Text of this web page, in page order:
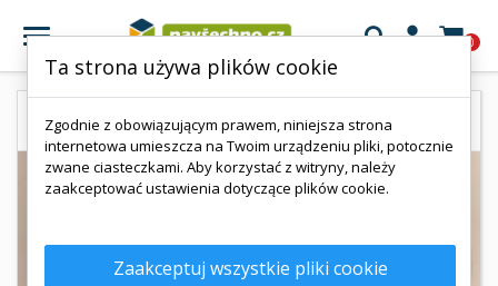
 0
Ta strona używa plików cookie
Zgodnie z obowiązującym prawem, niniejsza strona
internetowa umieszcza na Twoim urządzeniu pliki, potocznie
zwane ciasteczkami. Aby korzystać z witryny, należy
zaakceptować ustawienia dotyczące plików cookie.
Zaakceptuj wszystkie pliki cookie